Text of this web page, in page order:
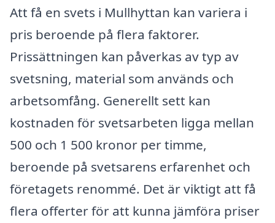
Att få en svets i Mullhyttan kan variera i
pris beroende på flera faktorer.
Prissättningen kan påverkas av typ av
svetsning, material som används och
arbetsomfång. Generellt sett kan
kostnaden för svetsarbeten ligga mellan
500 och 1 500 kronor per timme,
beroende på svetsarens erfarenhet och
företagets renommé. Det är viktigt att få
flera offerter för att kunna jämföra priser